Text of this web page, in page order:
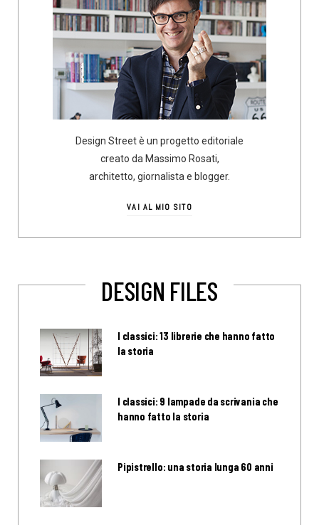
Design Street è un progetto editoriale
creato da Massimo Rosati,
architetto, giornalista e blogger.
VAI AL MIO SITO
DESIGN FILES
I classici: 13 librerie che hanno fatto
la storia
I classici: 9 lampade da scrivania che
hanno fatto la storia
Pipistrello: una storia lunga 60 anni